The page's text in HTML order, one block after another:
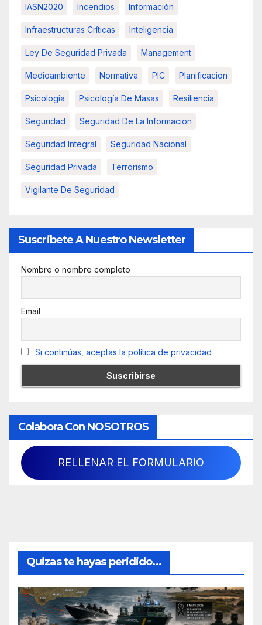
IASN2020 Incendios Información
Infraestructuras Críticas Inteligencia
Ley De Seguridad Privada Management
Medioambiente Normativa PIC Planificacion
Psicologia Psicología De Masas Resiliencia
Seguridad Seguridad De La Informacion
Seguridad Integral Seguridad Nacional
Seguridad Privada Terrorismo
Vigilante De Seguridad
Suscribete A Nuestro Newsletter
Nombre o nombre completo
Email
Si continúas, aceptas la política de privacidad
Colabora Con NOSOTROS
RELLENAR EL FORMULARIO
Quizas te hayas peridido...